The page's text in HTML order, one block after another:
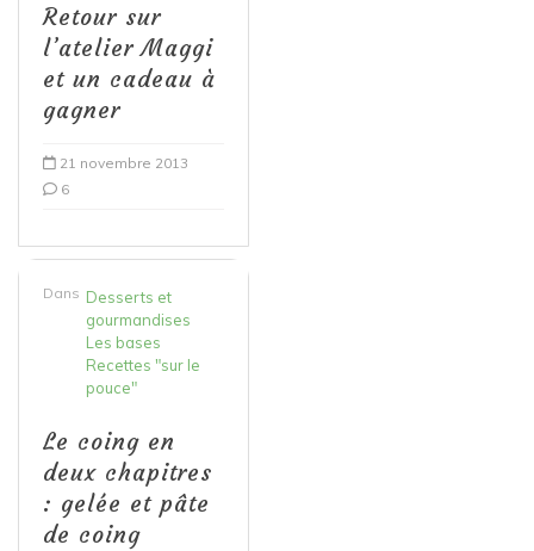
Retour sur
l’atelier Maggi
et un cadeau à
gagner
21 novembre 2013
6
Dans Desserts et
gourmandises
Les bases
Recettes "sur le
pouce"
Le coing en
deux chapitres
: gelée et pâte
de coing